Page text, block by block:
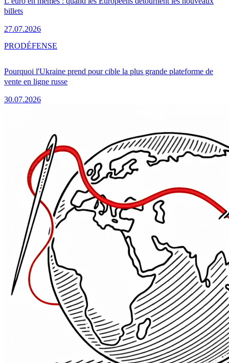
billets
27.07.2026
Pourquoi l'Ukraine prend pour cible la plus grande plateforme de
vente en ligne russe
30.07.2026
PRODÉFENSE